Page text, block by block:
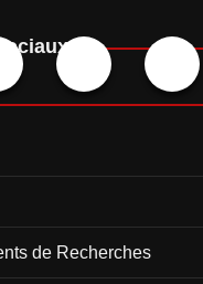
de Recherches